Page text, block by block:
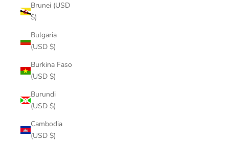
Brunei (USD
$)
Bulgaria
(USD $)
Burkina Faso
(USD $)
Burundi
(USD $)
Cambodia
(USD $)